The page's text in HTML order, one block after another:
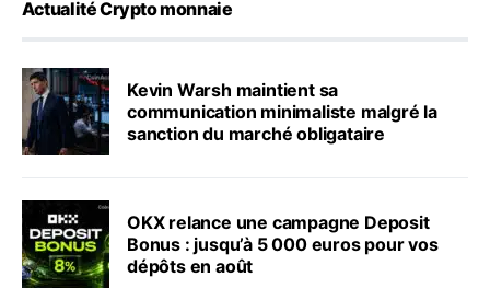
Actualité Crypto monnaie
Kevin Warsh maintient sa
communication minimaliste malgré la
sanction du marché obligataire
OKX relance une campagne Deposit
Bonus : jusqu’à 5 000 euros pour vos
dépôts en août